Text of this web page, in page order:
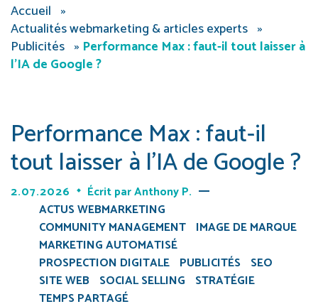
Accueil »
Actualités webmarketing & articles experts »
Publicités » Performance Max : faut-il tout laisser à
l’IA de Google ?
Performance Max : faut-il
tout laisser à l’IA de Google ?
2.07.2026 Écrit parAnthony P.
ACTUS WEBMARKETING
COMMUNITY MANAGEMENT IMAGE DE MARQUE
MARKETING AUTOMATISÉ
PROSPECTION DIGITALE PUBLICITÉS SEO
SITE WEB SOCIAL SELLING STRATÉGIE
TEMPS PARTAGÉ